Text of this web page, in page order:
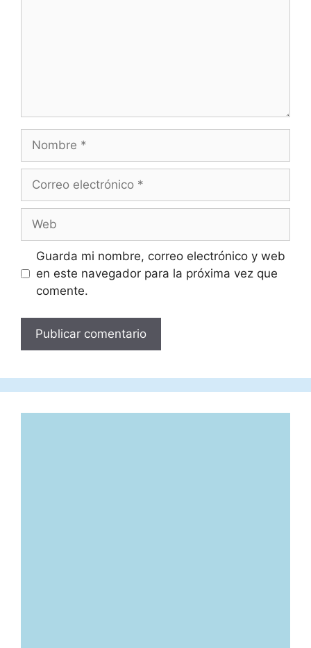
Nombre
Correo
Web
Guarda mi nombre, correo electrónico y web
en este navegador para la próxima vez que
comente.